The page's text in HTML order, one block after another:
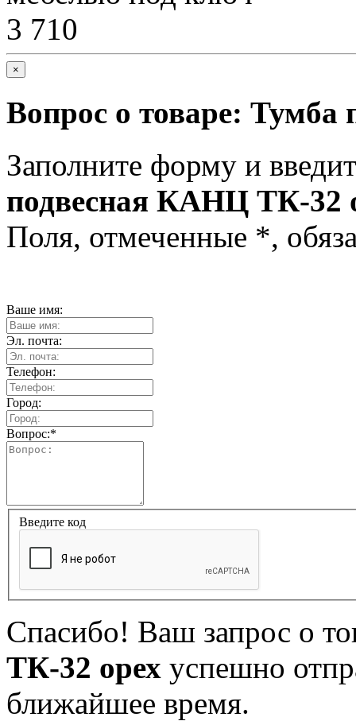
3 710
×
Вопрос о товаре: Тумба
Заполните форму и
подвесная КАНЦ ТК-32
Поля, отмеченные *,
Ваше имя:
Эл. почта:
Телефон:
Город:
Вопрос:*
Введите код
Спасибо! Ваш запрос о
ТК-32 орех успешно
ближайшее время.